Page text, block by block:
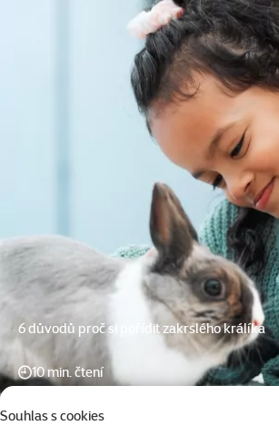
Souhlas s cookies
6 důvodů proč si pořídit zakrslého králíka
10 min. čtení